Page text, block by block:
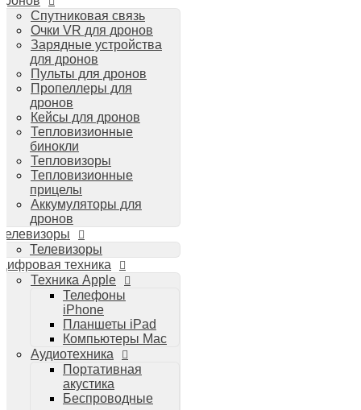
Стабилизаторы
DJI Osmo Mobile 6
DJI RS 3 Pro
Спутниковая связь
Очки VR для дронов
Зарядные устройства
для дронов
Пульты для дронов
Пропеллеры для
дронов
Кейсы для дронов
Тепловизионные
бинокли
Тепловизоры
Тепловизионные
прицелы
Аккумуляторы для
дронов
Телевизоры
техника
Техника Apple
Телефоны
iPhone
Планшеты iPad
Компьютеры Mac
Аудиотехника
Портативная
акустика
Беспроводные